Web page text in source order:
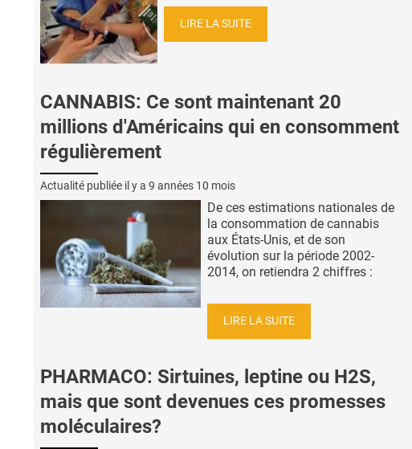
LIRE LA SUITE
CANNABIS: Ce sont maintenant 20
millions d'Américains qui en consomment
régulièrement
Actualité publiée il y a 9 années 10 mois
De ces estimations nationales de
la consommation de cannabis
aux États-Unis, et de son
évolution sur la période 2002-
2014, on retiendra 2 chiffres :
LIRE LA SUITE
PHARMACO: Sirtuines, leptine ou H2S,
mais que sont devenues ces promesses
moléculaires?